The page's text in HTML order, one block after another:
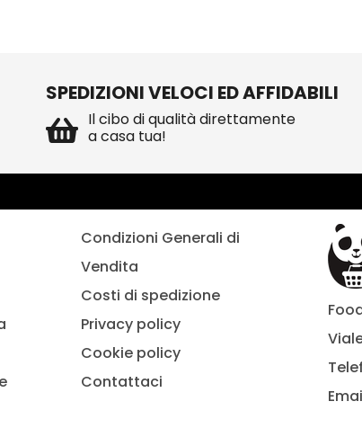
SPEDIZIONI VELOCI ED AFFIDABILI
Il cibo di qualità direttamente
a casa tua!
Condizioni Generali di
Vendita
Costi di spedizione
Privacy policy
Cookie policy
Contattaci